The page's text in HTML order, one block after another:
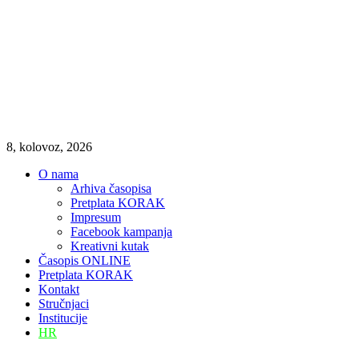
8, kolovoz, 2026
O nama
Arhiva časopisa
Pretplata KORAK
Impresum
Facebook kampanja
Kreativni kutak
Časopis ONLINE
Pretplata KORAK
Kontakt
Stručnjaci
Institucije
HR